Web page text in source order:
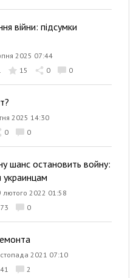
війни: підсумки
2025 07:44
15 0 0
2025 14:30
0 0
шанс остановить войну:
украинцам
лютого 2022 01:58
73 0
2021 07:10
41 2